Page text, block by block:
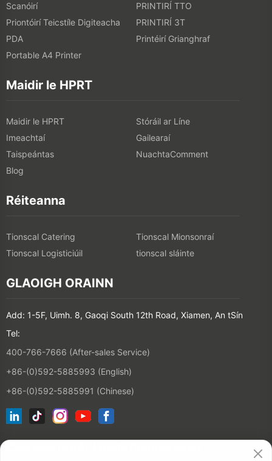
Scanóirí
PRINTIRÍ TTO
Priontóirí Teicstíle Digiteacha
PRINTIRÍ 3T
PDA
Printéirí Grianghraf
Portable A4 Printer
Maidir le HPRT
Maidir le HPRT
Stóráil ar Líne
Imeachtaí
Gailearaí
Taispeántas
NuachtaComment
Blog
Réiteanna
Tionscal Catering
Tionscal Mionsonraí
Tionscal Logisticiúil
tionscal sláinte
GLAOIGH ORAINN
Add: 1-5F, Uimh. 8, Gaoqi South 12th Road, Xiamen, An tSín
Tel:
400-766-7666 (After-sales Service)
+86-(0)592-5885993 (English)
+86-(0)592-5885991 (Chinese)